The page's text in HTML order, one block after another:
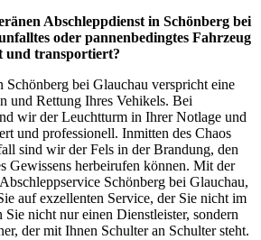
Abschleppdienst in Schönberg bei
oder pannenbedingtes Fahrzeug
und transportiert?
Schönberg bei Glauchau verspricht eine
und Rettung Ihres Vehikels. Bei
wir der Leuchtturm in Ihrer Notlage und
und professionell. Inmitten des Chaos
sind wir der Fels in der Brandung, den
Gewissens herbeirufen können. Mit der
Schönberg bei Glauchau,
auf exzellenten Service, der Sie nicht im
Sie nicht nur einen Dienstleister, sondern
der mit Ihnen Schulter an Schulter steht.